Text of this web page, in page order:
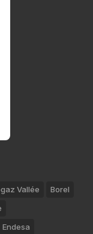
Vallée
Borel
Endesa